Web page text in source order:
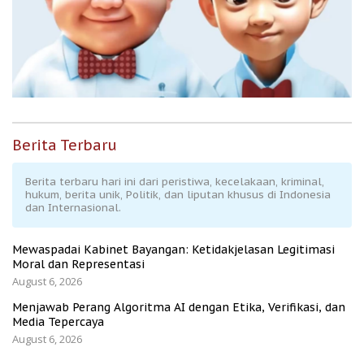
Berita Terbaru
Berita terbaru hari ini dari peristiwa, kecelakaan, kriminal,
hukum, berita unik, Politik, dan liputan khusus di Indonesia
dan Internasional.
Mewaspadai Kabinet Bayangan: Ketidakjelasan Legitimasi
Moral dan Representasi
August 6, 2026
Menjawab Perang Algoritma AI dengan Etika, Verifikasi, dan
Media Tepercaya
August 6, 2026